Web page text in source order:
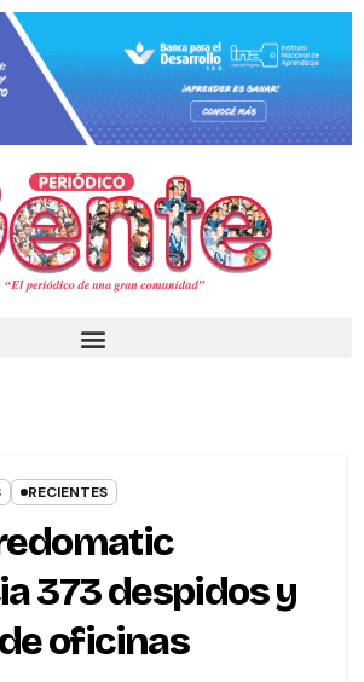
RECIENTES
373 despidos y
oficinas